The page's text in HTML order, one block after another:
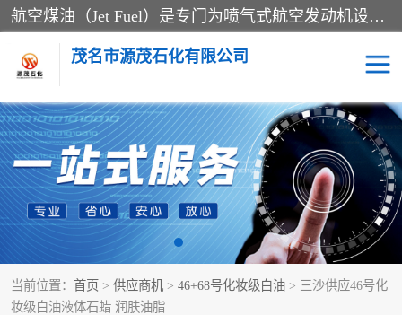
航空煤油（Jet Fuel）是专门为喷气式航空发动机设计的高纯度燃料，主要分为Jet A、Jet A-1和Jet B等类型。其特点是闪点高、低温流动性好，并添加了抗静电剂和抗氧化剂以确保飞行安全。航空煤油需
茂名市源茂石化有限公司
当前位置： 首页 > 供应商机 > 46+68号化妆级白油 > 三沙供应46号化
妆级白油液体石蜡 润肤油脂
RP3航空煤油 D20+D30溶剂油
D40+D60溶剂油 D80+D100溶剂油
6号+120号溶剂油 260号溶剂油
异构烷烃 天然乳胶